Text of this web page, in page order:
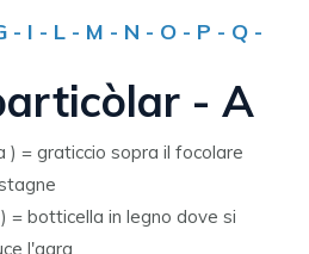
- I - L - M - N - O - P - Q -
- A
) = graticcio sopra il focolare
= botticella in legno dove si
l'agra